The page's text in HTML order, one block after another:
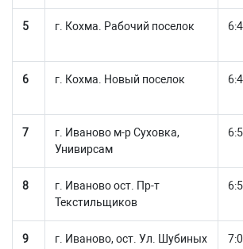
5 г. Кохма. Рабочий поселок
6 г. Кохма. Новый поселок
7
г. Иваново м-р Суховка,
Унивирсам
8
г. Иваново ост. Пр-т
Текстильщиков
9 г. Иваново, ост. Ул. Шубиных